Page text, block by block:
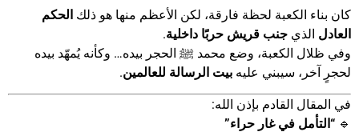
كان بناء الكعبة لحظة فارقة، لكن الأعظم منها هو ذلك الحكم
العادل الذي جنب قريش حربًا داخلية.
وفي ظلال الكعبة، وضع محمد ﷺ الحجر بيده… وكأنه يُمهّد بيده
لحجرٍ آخر، سيبني عليه بيت الرسالة للعالمين.
في المقال القادم بإذن الله:
🔹 “التأمل في غار حراء”